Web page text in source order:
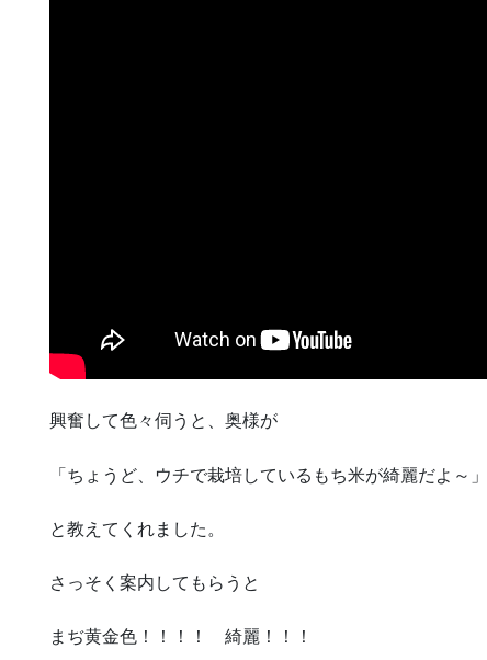
興奮して色々伺うと、奥様が
「ちょうど、ウチで栽培しているもち米が綺麗だよ～」
と教えてくれました。
さっそく案内してもらうと
まぢ黄金色！！！！ 綺麗！！！